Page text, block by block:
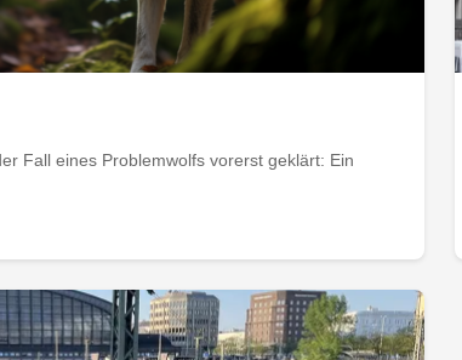
Fall eines Problemwolfs vorerst geklärt: Ein